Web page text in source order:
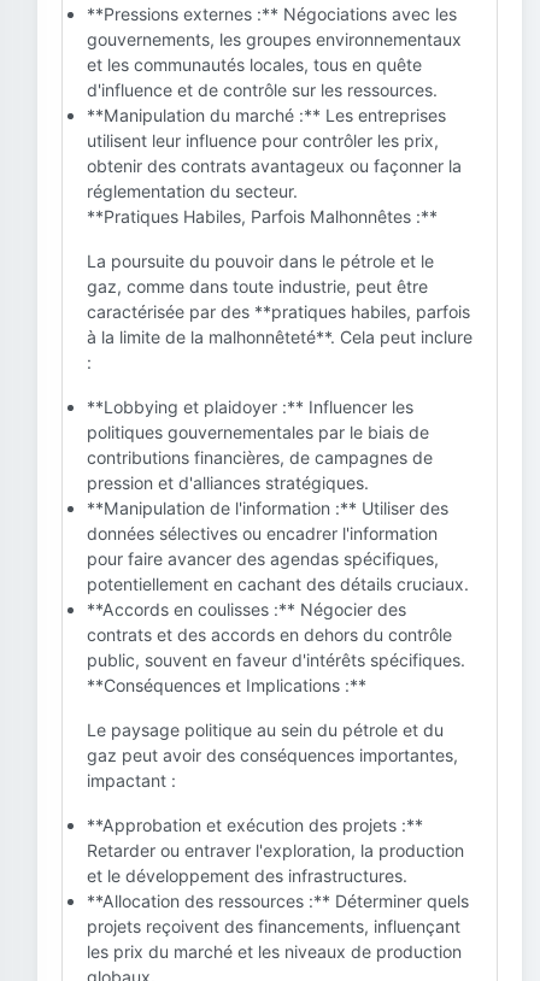
**Pressions externes :** Négociations avec les
gouvernements, les groupes environnementaux
et les communautés locales, tous en quête
d'influence et de contrôle sur les ressources.
**Manipulation du marché :** Les entreprises
utilisent leur influence pour contrôler les prix,
obtenir des contrats avantageux ou façonner la
réglementation du secteur.
**Pratiques Habiles, Parfois Malhonnêtes :**
La poursuite du pouvoir dans le pétrole et le
gaz, comme dans toute industrie, peut être
caractérisée par des **pratiques habiles, parfois
à la limite de la malhonnêteté**. Cela peut inclure
:
**Lobbying et plaidoyer :** Influencer les
politiques gouvernementales par le biais de
contributions financières, de campagnes de
pression et d'alliances stratégiques.
**Manipulation de l'information :** Utiliser des
données sélectives ou encadrer l'information
pour faire avancer des agendas spécifiques,
potentiellement en cachant des détails cruciaux.
**Accords en coulisses :** Négocier des
contrats et des accords en dehors du contrôle
public, souvent en faveur d'intérêts spécifiques.
**Conséquences et Implications :**
Le paysage politique au sein du pétrole et du
gaz peut avoir des conséquences importantes,
impactant :
**Approbation et exécution des projets :**
Retarder ou entraver l'exploration, la production
et le développement des infrastructures.
**Allocation des ressources :** Déterminer quels
projets reçoivent des financements, influençant
les prix du marché et les niveaux de production
globaux.